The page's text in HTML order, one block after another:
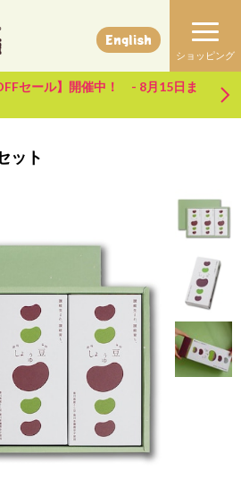
セール】開催中！ - 8月15日ま
English
ット